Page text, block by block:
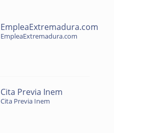
EmpleaExtremadura.com
EmpleaExtremadura.com
Cita Previa Inem
Cita Previa Inem